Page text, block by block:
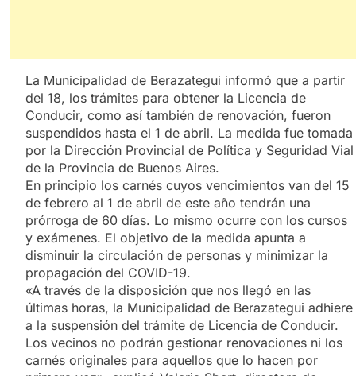
La Municipalidad de Berazategui informó que a partir
del 18, los trámites para obtener la Licencia de
Conducir, como así también de renovación, fueron
suspendidos hasta el 1 de abril. La medida fue tomada
por la Dirección Provincial de Política y Seguridad Vial
de la Provincia de Buenos Aires.
En principio los carnés cuyos vencimientos van del 15
de febrero al 1 de abril de este año tendrán una
prórroga de 60 días. Lo mismo ocurre con los cursos
y exámenes. El objetivo de la medida apunta a
disminuir la circulación de personas y minimizar la
propagación del COVID-19.
«A través de la disposición que nos llegó en las
últimas horas, la Municipalidad de Berazategui adhiere
a la suspensión del trámite de Licencia de Conducir.
Los vecinos no podrán gestionar renovaciones ni los
carnés originales para aquellos que lo hacen por